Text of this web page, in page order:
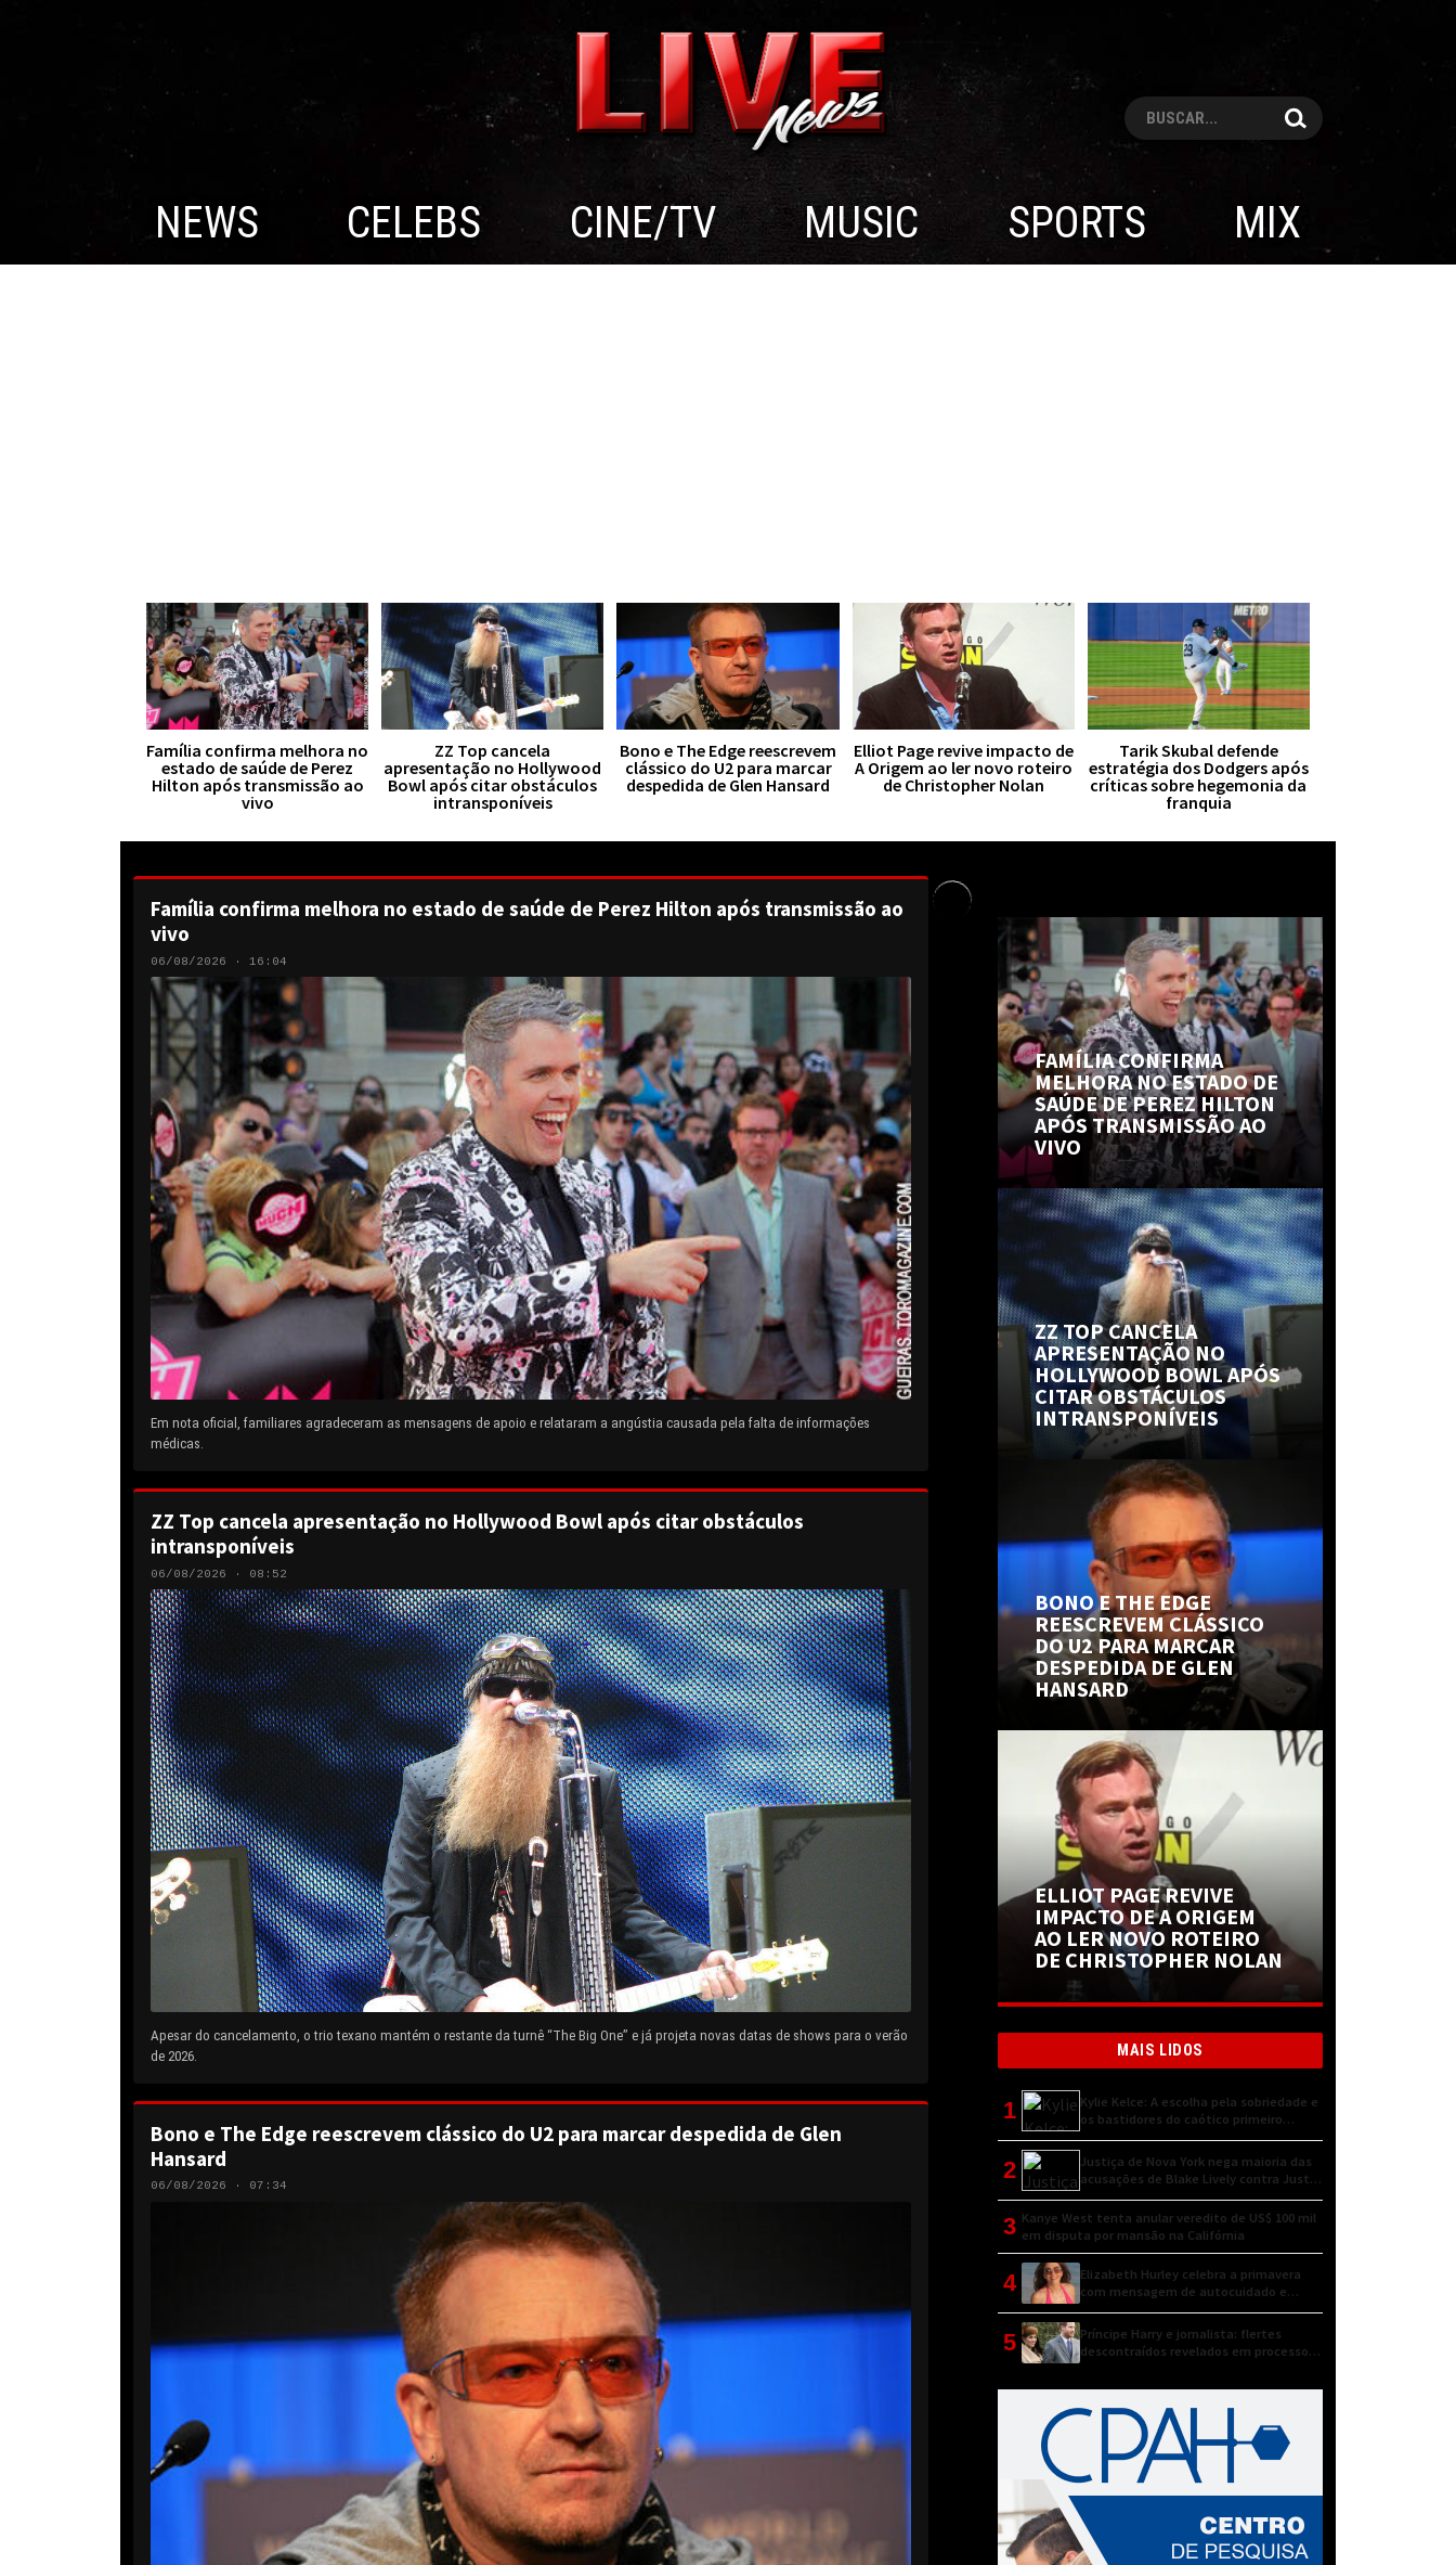
Pesquisar
NEWS CELEBS CINE/TV MUSIC SPORTS MIX
Família confirma melhora no
estado de saúde de Perez
Hilton após transmissão ao
vivo
ZZ Top cancela
apresentação no Hollywood
Bowl após citar obstáculos
intransponíveis
Bono e The Edge reescrevem
clássico do U2 para marcar
despedida de Glen Hansard
Elliot Page revive impacto de
A Origem ao ler novo roteiro
de Christopher Nolan
Tarik Skubal defende
estratégia dos Dodgers após
críticas sobre hegemonia da
franquia
Família confirma melhora no estado de saúde de Perez Hilton após transmissão ao
vivo
06/08/2026 · 16:04
Em nota oficial, familiares agradeceram as mensagens de apoio e relataram a angústia causada pela falta de informações
médicas.
ZZ Top cancela apresentação no Hollywood Bowl após citar obstáculos
intransponíveis
06/08/2026 · 08:52
Apesar do cancelamento, o trio texano mantém o restante da turnê “The Big One” e já projeta novas datas de shows para o verão
de 2026.
Bono e The Edge reescrevem clássico do U2 para marcar despedida de Glen
Hansard
06/08/2026 · 07:34
FAMÍLIA CONFIRMA
MELHORA NO ESTADO DE
SAÚDE DE PEREZ HILTON
APÓS TRANSMISSÃO AO
VIVO
ZZ TOP CANCELA
APRESENTAÇÃO NO
HOLLYWOOD BOWL APÓS
CITAR OBSTÁCULOS
INTRANSPONÍVEIS
BONO E THE EDGE
REESCREVEM CLÁSSICO
DO U2 PARA MARCAR
DESPEDIDA DE GLEN
HANSARD
ELLIOT PAGE REVIVE
IMPACTO DE A ORIGEM
AO LER NOVO ROTEIRO
DE CHRISTOPHER NOLAN
MAIS LIDOS
1
Kylie Kelce: A escolha pela sobriedade e
os bastidores do caótico primeiro
encontro
2
Justiça de Nova York nega maioria das
acusações de Blake Lively contra Justin
Baldoni
3 Kanye West tenta anular veredito de US$ 100 mil
em disputa por mansão na Califórnia
4
Elizabeth Hurley celebra a primavera
com mensagem de autocuidado e
conexão natural
5
Príncipe Harry e jornalista: flertes
descontraídos revelados em processo